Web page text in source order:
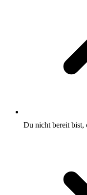
Du nicht bereit bist,